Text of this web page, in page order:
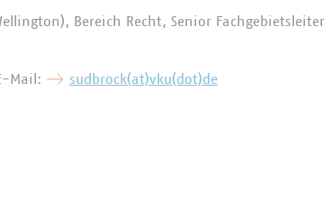
Bereich Recht, Senior Fachgebietsleiter
Mail: sudbrock(at)vku(dot)de